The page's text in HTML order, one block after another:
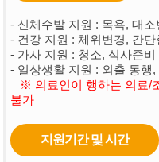
- 신체수발 지원 : 목욕, 대
- 건강 지원 : 체위변경, 간
- 가사 지원 : 청소, 식사준
- 일상생활 지원 : 외출 동행
※ 의료인이 행하는 의료/
불가
지원기간 및 시간